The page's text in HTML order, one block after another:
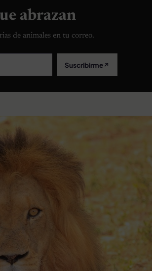
abrazan
de animales en tu correo.
Suscribirme↗